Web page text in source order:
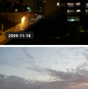
2009-11-18